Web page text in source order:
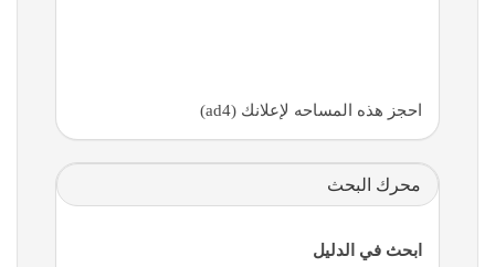
احجز هذه المساحه لإعلانك (ad4)
محرك البحث
ابحث في الدليل